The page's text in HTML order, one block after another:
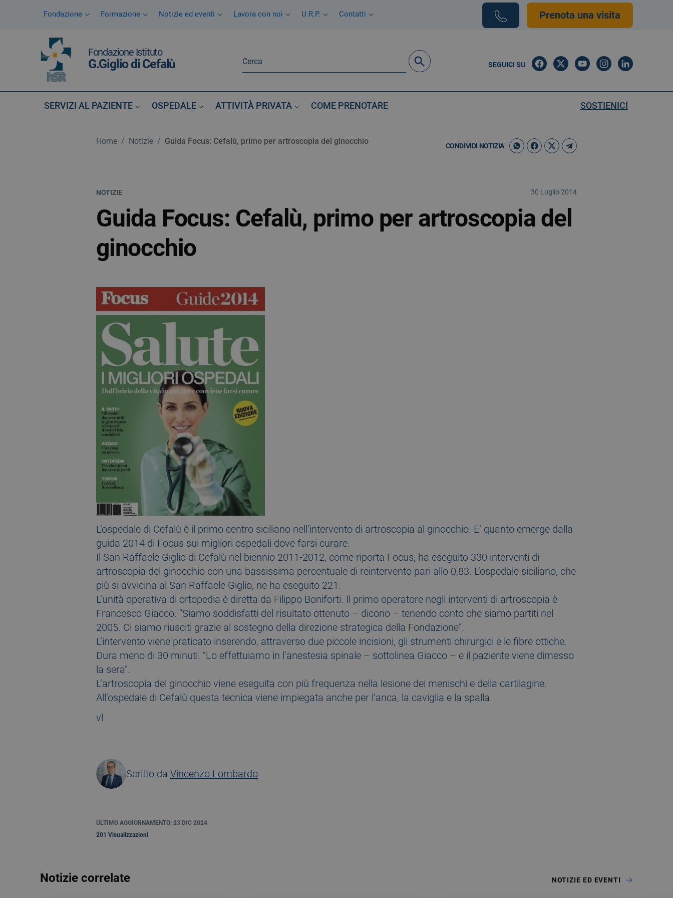
Vai al menu di navigazione
Fondazione Formazione Notizie ed eventi Lavora con noi U.R.P. Contatti Prenota una visita
Fondazione Istituto
G.Giglio di Cefalù SEGUICI SU
SERVIZI AL PAZIENTE OSPEDALE ATTIVITÀ PRIVATA COME PRENOTARE SOSTIENICI
Home / Notizie / Guida Focus: Cefalù, primo per artroscopia del ginocchio CONDIVIDI NOTIZIA
NOTIZIE 30 Luglio 2014
Guida Focus: Cefalù, primo per artroscopia del
ginocchio
L’ospedale di Cefalù è il primo centro siciliano nell’intervento di artroscopia al ginocchio. E’ quanto emerge dalla
guida 2014 di Focus sui migliori ospedali dove farsi curare.
Il San Raffaele Giglio di Cefalù nel biennio 2011-2012, come riporta Focus, ha eseguito 330 interventi di
artroscopia del ginocchio con una bassissima percentuale di reintervento pari allo 0,83. L’ospedale siciliano, che
più si avvicina al San Raffaele Giglio, ne ha eseguito 221.
L’unità operativa di ortopedia è diretta da Filippo Boniforti. Il primo operatore negli interventi di artroscopia è
Francesco Giacco. “Siamo soddisfatti del risultato ottenuto – dicono – tenendo conto che siamo partiti nel
2005. Ci siamo riusciti grazie al sostegno della direzione strategica della Fondazione”.
L’intervento viene praticato inserendo, attraverso due piccole incisioni, gli strumenti chirurgici e le fibre ottiche.
Dura meno di 30 minuti. “Lo effettuiamo in l’anestesia spinale – sottolinea Giacco – e il paziente viene dimesso
la sera”.
L’artroscopia del ginocchio viene eseguita con più frequenza nella lesione dei menischi e della cartilagine.
All’ospedale di Cefalù questa tecnica viene impiegata anche per l’anca, la caviglia e la spalla.
vl
Scritto da Vincenzo Lombardo
ULTIMO AGGIORNAMENTO: 23 DIC 2024
201 Visualizzazioni
Notizie correlate NOTIZIE ED EVENTI